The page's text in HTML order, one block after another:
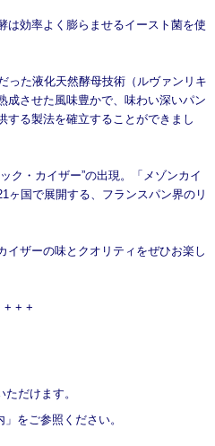
は効率よく膨らませるイースト菌を使
った液化天然酵母技術（ルヴァンリキ
成させた風味豊かで、味わい深いパン
する製法を確立することができまし
ク・カイザー”の出現。「メゾンカイ
ヶ国で展開する、フランスパン界のリ
イザーの味とクオリティをぜひお楽し
+ + +
だけます。
をご参照ください。